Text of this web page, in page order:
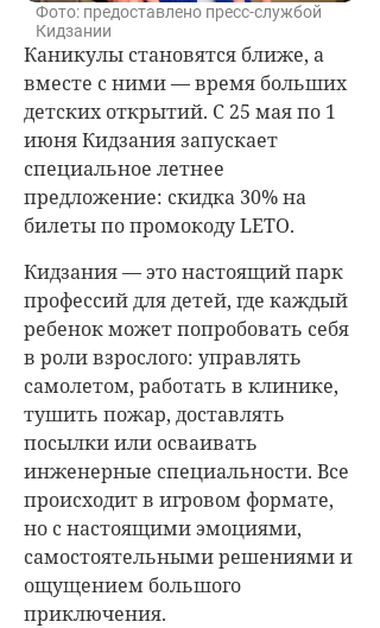
Фото: предоставлено пресс-службой
Кидзании
Каникулы становятся ближе, а
вместе с ними — время больших
детских открытий. С 25 мая по 1
июня Кидзания запускает
специальное летнее
предложение: скидка 30% на
билеты по промокоду LETO.
Кидзания — это настоящий парк
профессий для детей, где каждый
ребенок может попробовать себя
в роли взрослого: управлять
самолетом, работать в клинике,
тушить пожар, доставлять
посылки или осваивать
инженерные специальности. Все
происходит в игровом формате,
но с настоящими эмоциями,
самостоятельными решениями и
ощущением большого
приключения.